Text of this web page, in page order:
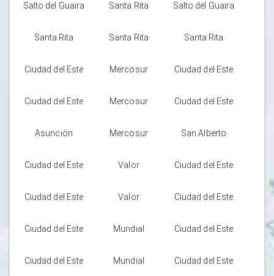
Salto del Guaira Santa Rita Salto del Guaira
Santa Rita Santa Rita Santa Rita
Ciudad del Este Mercosur Ciudad del Este
Ciudad del Este Mercosur Ciudad del Este
Asunción Mercosur San Alberto
Ciudad del Este Valor Ciudad del Este
Ciudad del Este Valor Ciudad del Este
Ciudad del Este Mundial Ciudad del Este
Ciudad del Este Mundial Ciudad del Este